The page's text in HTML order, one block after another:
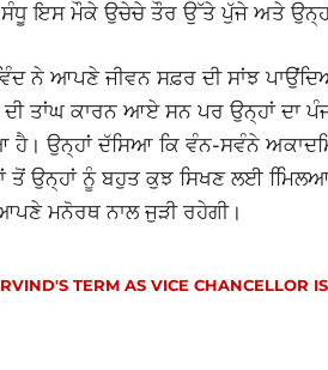
ਸੰਧੂ ਇਸ ਮੌਕੇ ਉਚੇਚੇ ਤੌਰ ਉੱਤੇ ਪੁੱਜੇ ਅਤੇ
ਨੇ ਆਪਣੇ ਜੀਵਨ ਸਫ਼ਰ ਦੀ ਸਾਂਝ
ਤਾਂਘ ਕਾਰਨ ਆਏ ਸਨ ਪਰ ਉਨ੍ਹਾਂ ਦਾ
ਉਨ੍ਹਾਂ ਦੱਸਿਆ ਕਿ ਵੰਨ-ਸਵੰਨੇ
ਤੋਂ ਉਨ੍ਹਾਂ ਨੂੰ ਬਹੁਤ ਕੁਝ ਸਿਖਣ ਲਈ
ਮਨੋਰਥ ਨਾਲ ਜੁੜੀ ਰਹੇਗੀ।
TERM AS VICE CHANCELLOR